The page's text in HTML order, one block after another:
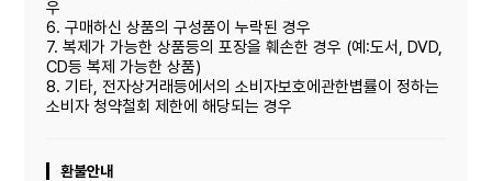
우
6. 구매하신 상품의 구성품이 누락된 경우
7. 복제가 가능한 상품등의 포장을 훼손한 경우 (예:도서, DVD,
CD등 복제 가능한 상품)
8. 기타, 전자상거래등에서의 소비자보호에관한볍률이 정하는
소비자 청약철회 제한에 해당되는 경우
환불안내